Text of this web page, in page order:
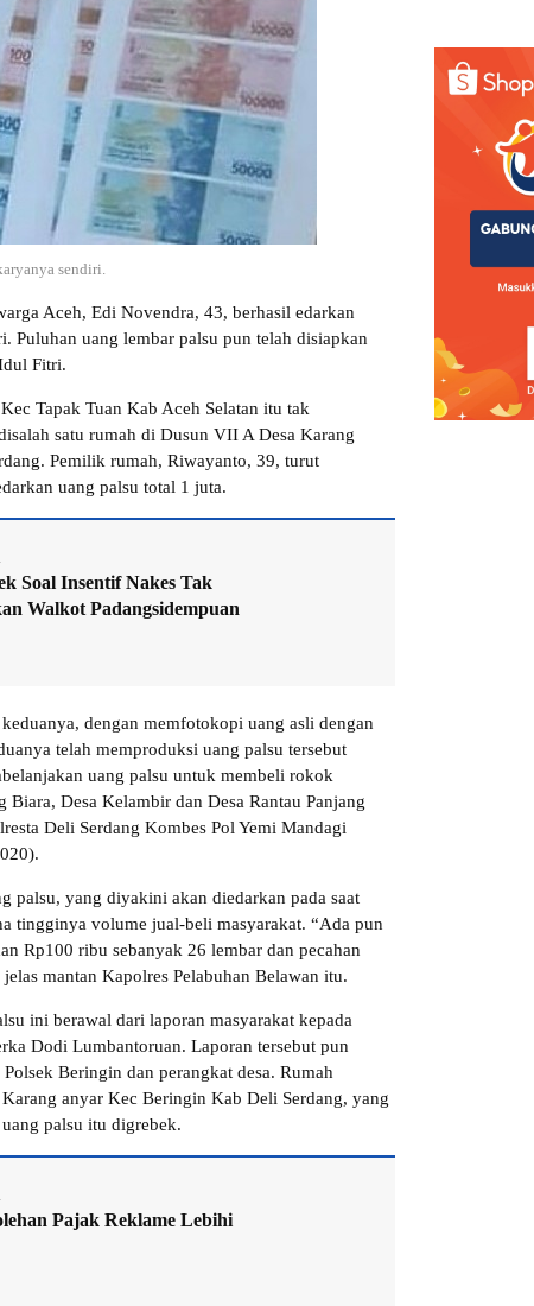
sendiri.
Aceh, Edi Novendra, 43, berhasil edarkan
Puluhan uang lembar palsu pun telah disiapkan
Fitri.
Tapak Tuan Kab Aceh Selatan itu tak
satu rumah di Dusun VII A Desa Karang
Pemilik rumah, Riwayanto, 39, turut
uang palsu total 1 juta.
Soal Insentif Nakes Tak
Walkot Padangsidempuan
dengan memfotokopi uang asli dengan
telah memproduksi uang palsu tersebut
uang palsu untuk membeli rokok
Biara, Desa Kelambir dan Desa Rantau Panjang
Deli Serdang Kombes Pol Yemi Mandagi
palsu, yang diyakini akan diedarkan pada saat
tingginya volume jual-beli masyarakat. “Ada pun
Rp100 ribu sebanyak 26 lembar dan pecahan
mantan Kapolres Pelabuhan Belawan itu.
ini berawal dari laporan masyarakat kepada
Dodi Lumbantoruan. Laporan tersebut pun
Beringin dan perangkat desa. Rumah
anyar Kec Beringin Kab Deli Serdang, yang
palsu itu digrebek.
Pajak Reklame Lebihi